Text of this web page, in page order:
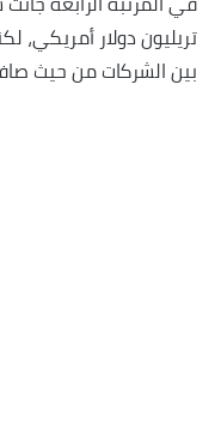
تريليون دولار
بين الشركات من حيث صافي الأرباح بـ٢١